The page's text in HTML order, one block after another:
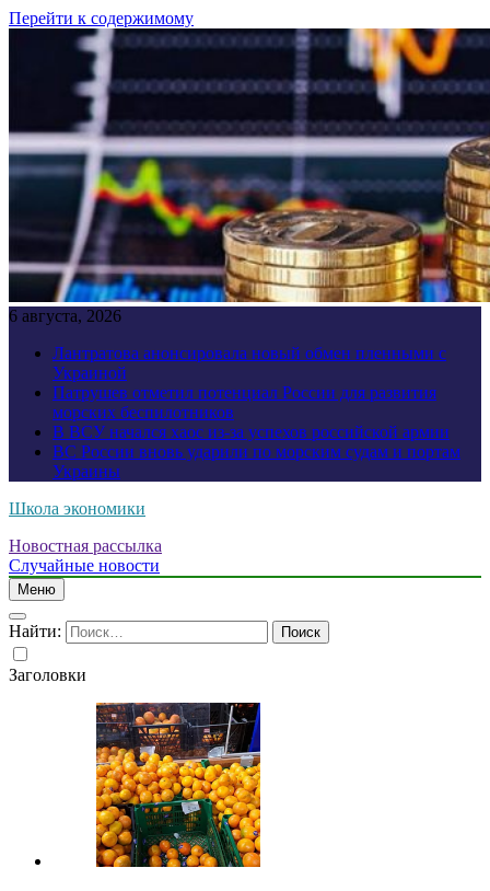
Перейти к содержимому
6 августа, 2026
Лантратова анонсировала новый обмен пленными с
Украиной
Патрушев отметил потенциал России для развития
морских беспилотников
В ВСУ начался хаос из-за успехов российской армии
ВС России вновь ударили по морским судам и портам
Украины
Школа экономики
Новостная рассылка
Случайные новости
Меню
Найти:
Заголовки